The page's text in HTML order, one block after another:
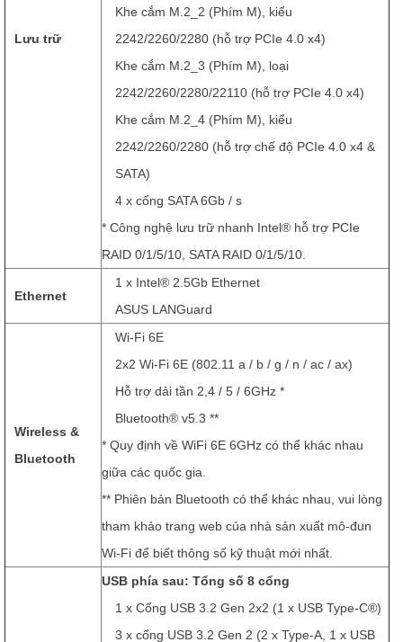
Lưu trữ
Khe cắm M.2_2 (Phím M), kiểu
2242/2260/2280 (hỗ trợ PCIe 4.0 x4)
Khe cắm M.2_3 (Phím M), loại
2242/2260/2280/22110 (hỗ trợ PCIe 4.0 x4)
Khe cắm M.2_4 (Phím M), kiểu
2242/2260/2280 (hỗ trợ chế độ PCIe 4.0 x4 &
SATA)
4 x cổng SATA 6Gb / s
* Công nghệ lưu trữ nhanh Intel® hỗ trợ PCIe
RAID 0/1/5/10, SATA RAID 0/1/5/10.
Ethernet
1 x Intel® 2.5Gb Ethernet
ASUS LANGuard
Wireless &
Bluetooth
Wi-Fi 6E
2x2 Wi-Fi 6E (802.11 a / b / g / n / ac / ax)
Hỗ trợ dải tần 2,4 / 5 / 6GHz *
Bluetooth® v5.3 **
* Quy định về WiFi 6E 6GHz có thể khác nhau
giữa các quốc gia.
** Phiên bản Bluetooth có thể khác nhau, vui lòng
tham khảo trang web của nhà sản xuất mô-đun
Wi-Fi để biết thông số kỹ thuật mới nhất.
USB phía sau: Tổng số 8 cổng
1 x Cổng USB 3.2 Gen 2x2 (1 x USB Type-C®)
3 x cổng USB 3.2 Gen 2 (2 x Type-A, 1 x USB